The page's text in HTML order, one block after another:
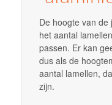
De hoogte van de
het aantal
passen. Er kan
dus als de
aantal lamellen,
zijn.